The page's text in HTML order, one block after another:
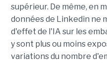
supérieur. De même, en
données de Linkedin ne
d'effet de l'IA sur les
y sont plus ou moins
variations du nombre